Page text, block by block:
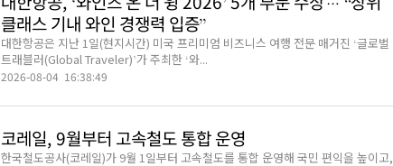
대한항공, ‘와인즈 온 더 윙 2026’ 5개 부문 수상… “상위
클래스 기내 와인 경쟁력 입증”
대한항공은 지난 1일(현지시간) 미국 프리미엄 비즈니스 여행 전문 매거진 ‘글로벌
트래블러(Global Traveler)’가 주최한 ‘와...
2026-08-04 16:38:49
코레일, 9월부터 고속철도 통합 운영
한국철도공사(코레일)가 9월 1일부터 고속철도를 통합 운영해 국민 편익을 높이고,